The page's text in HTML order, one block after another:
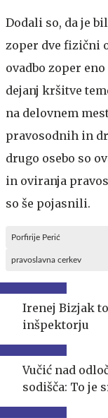
Dodali so, da je
zoper dve fizični
ovadbo zoper
dejanj kršitve
na delovnem
pravosodnih in
drugo osebo so
in oviranja
so še pojasnili.
Porfirije Perić
pravoslavna cerkev
Irenej Bizjak
inšpektorju
Vučić nad
sodišča: To je